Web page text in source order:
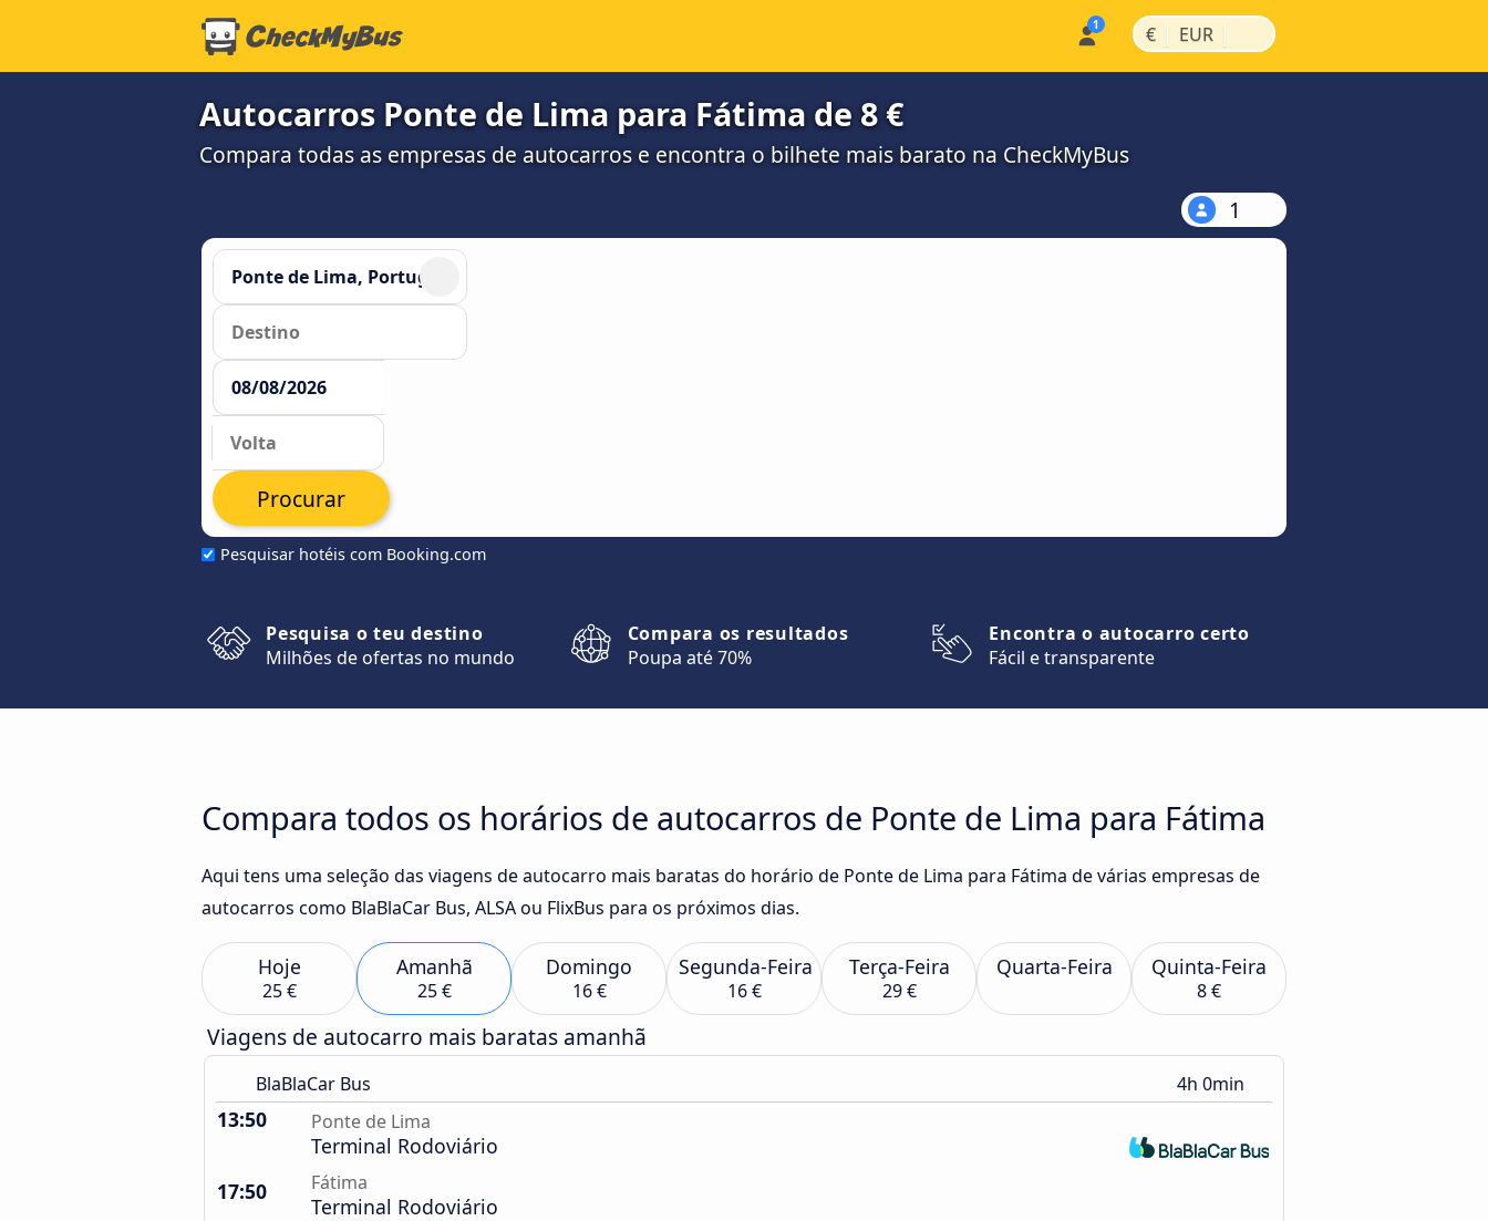
€ | EUR |
Autocarros Ponte de Lima para Fátima de 8 €
Compara todas as empresas de autocarros e encontra o bilhete mais barato na CheckMyBus
1
Pesquisar hotéis com Booking.com
Procurar
Pesquisa o teu destino
Milhões de ofertas no mundo
Compara os resultados
Poupa até 70%
Encontra o autocarro certo
Fácil e transparente
Compara todos os horários de autocarros de Ponte de Lima para Fátima
Aqui tens uma seleção das viagens de autocarro mais baratas do horário de Ponte de Lima para Fátima de várias empresas de
autocarros como BlaBlaCar Bus, ALSA ou FlixBus para os próximos dias.
Hoje
25 €
Amanhã
25 €
Domingo
16 €
Segunda-Feira
16 €
Terça-Feira
29 €
Quarta-Feira Quinta-Feira
8 €
Viagens de autocarro mais baratas amanhã
BlaBlaCar Bus 4h 0min
13:50 Ponte de Lima
Terminal Rodoviário
17:50
Fátima
Terminal Rodoviário